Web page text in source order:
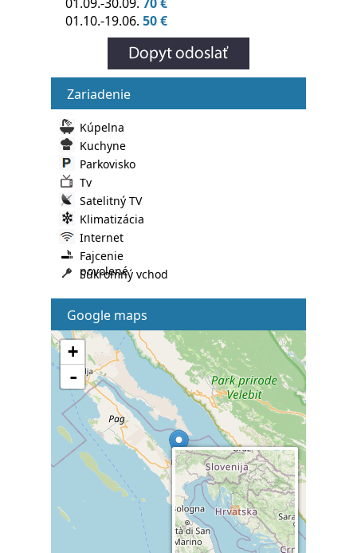
01.10.-19.06. 50 €
Zariadenie
Kúpelna
Kuchyne
Parkovisko
Tv
Satelitný TV
Klimatizácia
Internet
Fajcenie
povolené
Súkromný vchod
Google maps